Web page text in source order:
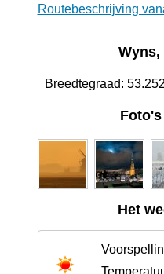
Routebeschrijving
Wyns,
Breedtegraad:
Het